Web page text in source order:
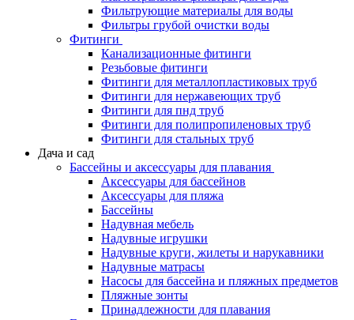
Фильтрующие материалы для воды
Фильтры грубой очистки воды
Фитинги
Канализационные фитинги
Резьбовые фитинги
Фитинги для металлопластиковых труб
Фитинги для нержавеющих труб
Фитинги для пнд труб
Фитинги для полипропиленовых труб
Фитинги для стальных труб
Дача и сад
Бассейны и аксессуары для плавания
Аксессуары для бассейнов
Аксессуары для пляжа
Бассейны
Надувная мебель
Надувные игрушки
Надувные круги, жилеты и нарукавники
Надувные матрасы
Насосы для бассейна и пляжных предметов
Пляжные зонты
Принадлежности для плавания